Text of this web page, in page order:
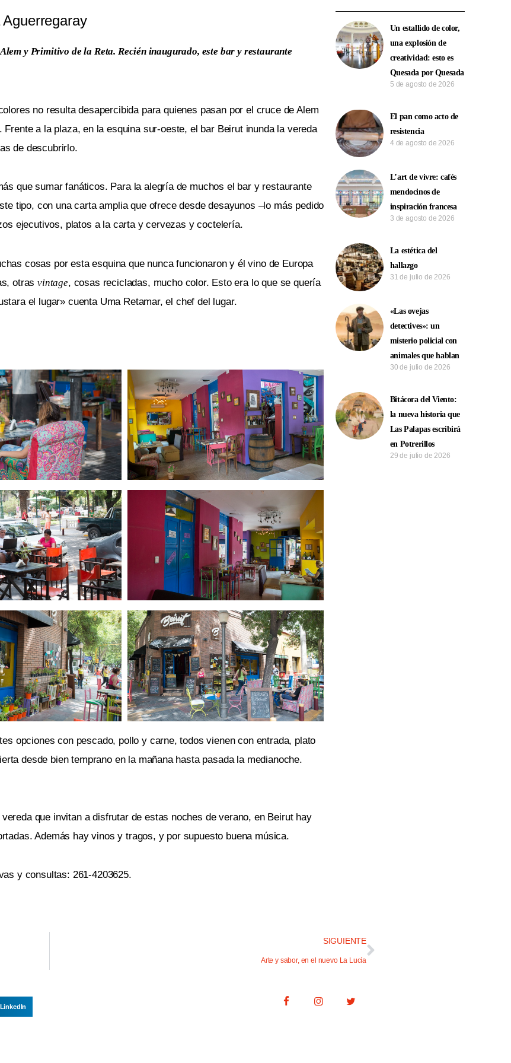
Aguerregaray
y Primitivo de la Reta. Recién inaugurado, este bar y restaurante
no resulta desapercibida para quienes pasan por el cruce de Alem
a la plaza, en la esquina sur-oeste, el bar Beirut inunda la vereda
de descubrirlo.
que sumar fanáticos. Para la alegría de muchos el bar y restaurante
tipo, con una carta amplia que ofrece desde desayunos –lo más pedido
ejecutivos, platos a la carta y cervezas y coctelería.
cosas por esta esquina que nunca funcionaron y él vino de Europa
otrasvintage, cosas recicladas, mucho color. Esto era lo que se quería
el lugar» cuenta Uma Retamar, el chef del lugar.
opciones con pescado, pollo y carne, todos vienen con entrada, plato
desde bien temprano en la mañana hasta pasada la medianoche.
que invitan a disfrutar de estas noches de verano, en Beirut hay
Además hay vinos y tragos, y por supuesto buena música.
y consultas: 261-4203625.
Un estallido de color,
una explosión de
creatividad: esto es
Quesada por Quesada
5 de agosto de 2026
El pan como acto de
resistencia
4 de agosto de 2026
L’art de vivre: cafés
mendocinos de
inspiración francesa
3 de agosto de 2026
La estética del
hallazgo
31 de julio de 2026
«Las ovejas
detectives»: un
misterio policial con
animales que hablan
30 de julio de 2026
Bitácora del Viento:
la nueva historia que
Las Palapas escribirá
en Potrerillos
29 de julio de 2026
SIGUIENTE
Arte y sabor, en el nuevo La Lucía
LinkedIn